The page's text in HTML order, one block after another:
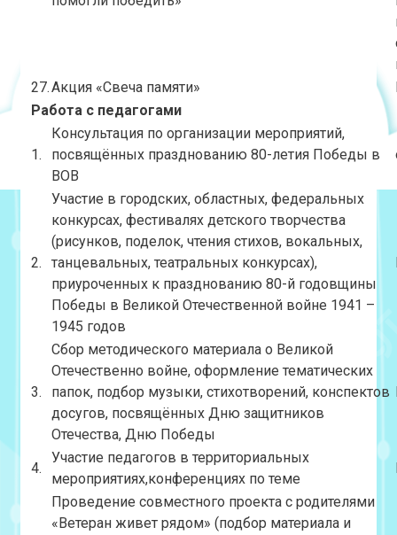
27.Акция «Свеча памяти»
Работа с педагогами
1.
Консультация по организации мероприятий,
посвящённых празднованию 80-летия Победы в
ВОВ
2.
Участие в городских, областных, федеральных
конкурсах, фестивалях детского творчества
(рисунков, поделок, чтения стихов, вокальных,
танцевальных, театральных конкурсах),
приуроченных к празднованию 80-й годовщины
Победы в Великой Отечественной войне 1941 –
1945 годов
3.
Сбор методического материала о Великой
Отечественно войне, оформление тематических
папок, подбор музыки, стихотворений, конспектов
досугов, посвящённых Дню защитников
Отечества, Дню Победы
4.
Участие педагогов в территориальных
мероприятиях,конференциях по теме
Проведение совместного проекта с родителями
«Ветеран живет рядом» (подбор материала и